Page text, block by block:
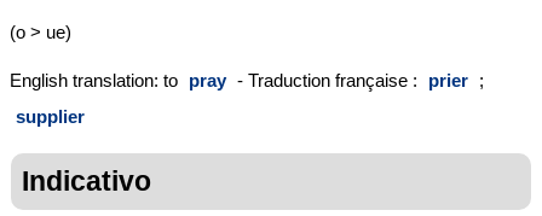
(o > ue)
English translation: to pray - Traduction française : prier ;
supplier
Indicativo